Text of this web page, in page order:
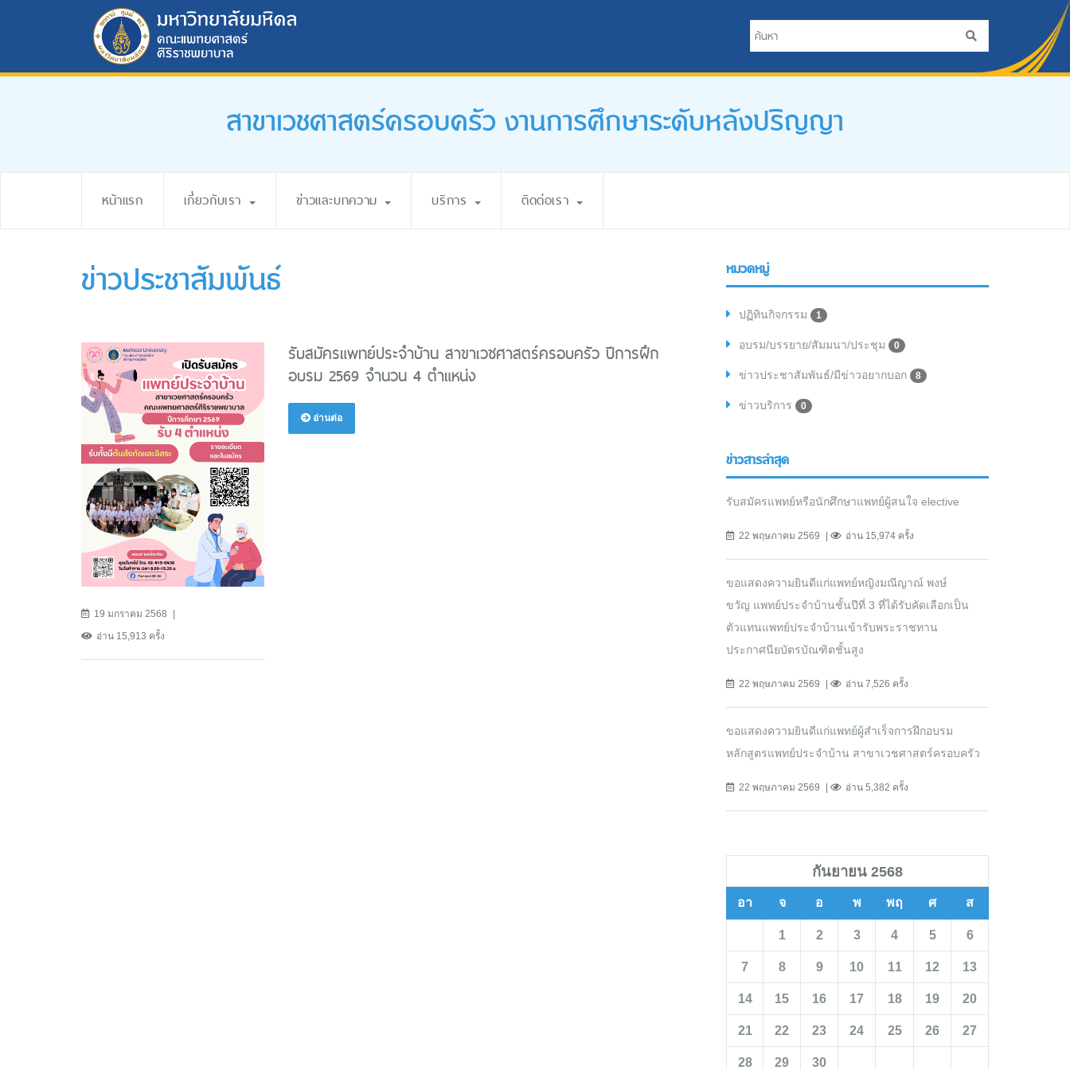
สาขาเวชศาสตร์ครอบครัว งานการศึกษาระดับหลังปริญญา
หน้าแรก เกี่ยวกับเรา ข่าวและบทความ บริการ ติดต่อเรา
ข่าวประชาสัมพันธ์
19 มกราคม 2568
อ่าน 15,913 ครั้ง
รับสมัครแพทย์ประจำบ้าน สาขาเวชศาสตร์ครอบครัว ปีการฝึก
อบรม 2569 จำนวน 4 ตำแหน่ง
อ่านต่อ
หมวดหมู่
ปฏิทินกิจกรรม 1
อบรม/บรรยาย/สัมมนา/ประชุม 0
ข่าวประชาสัมพันธ์/มีข่าวอยากบอก 8
ข่าวบริการ 0
ข่าวสารล่าสุด
รับสมัครแพทย์หรือนักศึกษาแพทย์ผู้สนใจ elective
22 พฤษภาคม 2569 อ่าน 15,974 ครั้ง
ขอแสดงความยินดีแก่แพทย์หญิงมณีญาณ์ พงษ์
ขวัญ แพทย์ประจำบ้านชั้นปีที่ 3 ที่ได้รับคัดเลือกเป็น
ตัวแทนแพทย์ประจำบ้านเข้ารับพระราชทาน
ประกาศนียบัตรบัณฑิตชั้นสูง
22 พฤษภาคม 2569 อ่าน 7,526 ครั้ง
ขอแสดงความยินดีแก่แพทย์ผู้สำเร็จการฝึกอบรม
หลักสูตรแพทย์ประจำบ้าน สาขาเวชศาสตร์ครอบครัว
22 พฤษภาคม 2569 อ่าน 5,382 ครั้ง
กันยายน 2568
อา จ อ พ พฤ ศ ส
1 2 3 4 5 6
7 8 9 10 11 12 13
14 15 16 17 18 19 20
21 22 23 24 25 26 27
28 29 30